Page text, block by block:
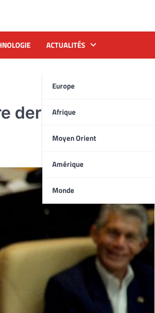
ACTUALITÉS
Europe
Afrique
Moyen Orient
Amérique
Monde
derrière les